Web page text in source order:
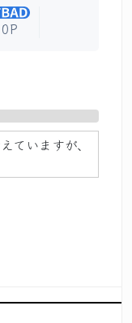
0P
ていますが、